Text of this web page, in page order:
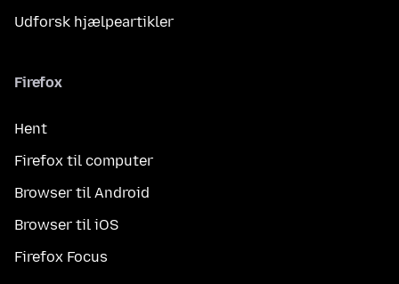
Udforsk hjælpeartikler
Firefox
Hent
Firefox til computer
Browser til Android
Browser til iOS
Firefox Focus